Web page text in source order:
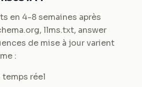
en 4-8 semaines après
llms.txt, answer
de mise à jour varient
:
temps réel